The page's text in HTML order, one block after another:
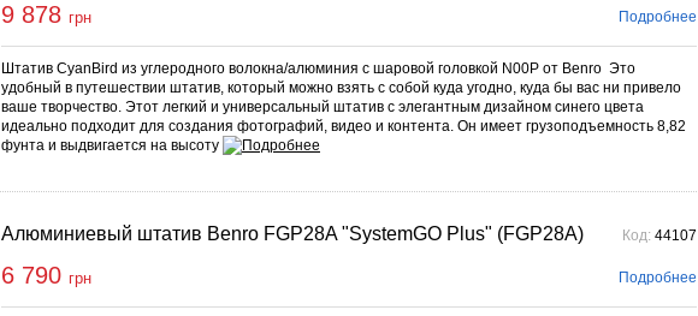
9 878 грн Подробнее
Штатив CyanBird из углеродного волокна/алюминия с шаровой головкой N00P от Benro Это
удобный в путешествии штатив, который можно взять с собой куда угодно, куда бы вас ни привело
ваше творчество. Этот легкий и универсальный штатив с элегантным дизайном синего цвета
идеально подходит для создания фотографий, видео и контента. Он имеет грузоподъемность 8,82
фунта и выдвигается на высоту
Алюминиевый штатив Benro FGP28A "SystemGO Plus" (FGP28A) Код: 44107
6 790 грн Подробнее